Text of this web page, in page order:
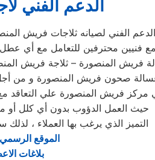
الدعم الفني
الدعم الفني لصيانه ثلاجات فريش
مع فنيين محترفين للتعامل مع أي
فريش المنصورة – ثلاجة فريش
غسالة صحون فريش المنصورة و من
مركز فريش المنصورة علي التعاقد
حيث العمل الدؤوب بدون أي كلل أو
التميز الذي يرغب بها العملاء ،
الموقع الرسمي
بلاغات